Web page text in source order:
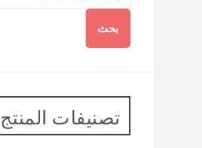
بحث
تصنيفات المنتج